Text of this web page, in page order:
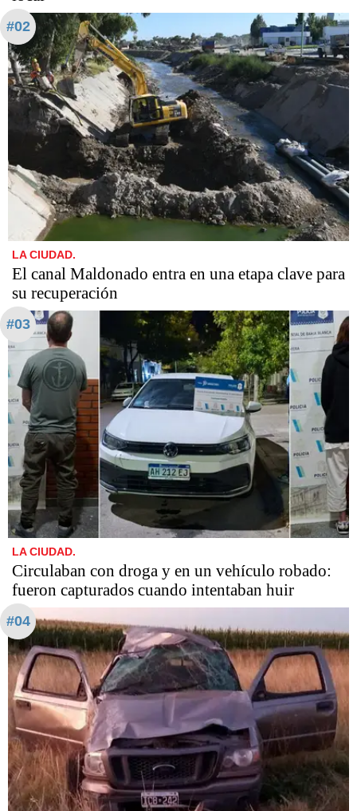
#02
LA CIUDAD.
El canal Maldonado entra en una etapa clave para
su recuperación
#03
LA CIUDAD.
Circulaban con droga y en un vehículo robado:
fueron capturados cuando intentaban huir
#04